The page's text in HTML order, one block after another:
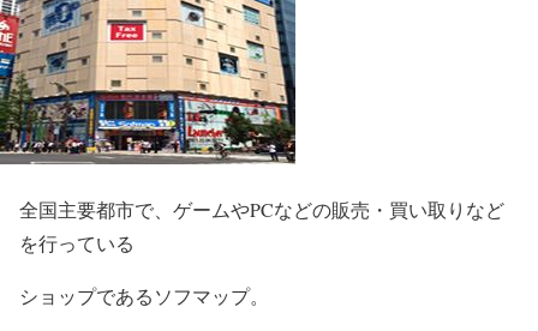
全国主要都市で、ゲームやPCなどの販売・買い取りなど
を行っている
ショップであるソフマップ。